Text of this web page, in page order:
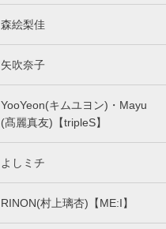
森絵梨佳
矢吹奈子
YooYeon(キムユヨン)・Mayu
(髙麗真友)【tripleS】
よしミチ
RINON(村上璃杏)【ME:I】